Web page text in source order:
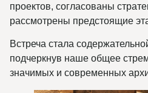
проектов, согласованы
рассмотрены предстоящие
Встреча стала
подчеркнув наше общее
значимых и современных